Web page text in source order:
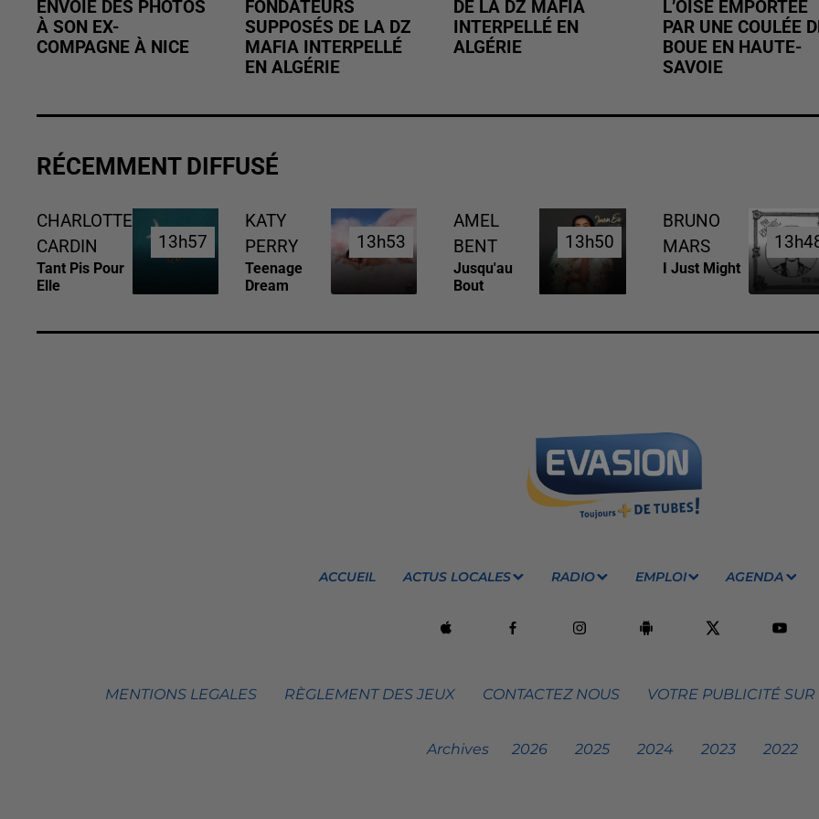
ENVOIE DES PHOTOS
À SON EX-
COMPAGNE À NICE
FONDATEURS
SUPPOSÉS DE LA DZ
MAFIA INTERPELLÉ
EN ALGÉRIE
DE LA DZ MAFIA
INTERPELLÉ EN
ALGÉRIE
L’OISE EMPORTÉE
PAR UNE COULÉE
BOUE EN HAUTE-
SAVOIE
RÉCEMMENT DIFFUSÉ
CHARLOTTE
CARDIN
Tant Pis Pour
Elle
13h57
13h57
KATY
PERRY
Teenage
Dream
13h53
13h53
AMEL
BENT
Jusqu'au
Bout
13h50
13h50
BRUNO
MARS
I Just Might
ACCUEIL ACTUS LOCALES RADIO EMPLOI AGENDA
MENTIONS LEGALES RÈGLEMENT DES JEUX CONTACTEZ NOUS VOTRE PUBLICITÉ
Archives 2026 2025 2024 2023 2022